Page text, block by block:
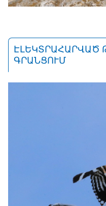
ԷԼԵԿՏՐԱՀԱՐՎԱԾ
ԳՐԱՆՑՈՒՄ